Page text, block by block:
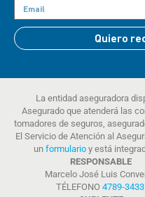
Quiero
La entidad aseguradora
Asegurado que atenderá las
tomadores de seguros,
El Servicio de Atención al
un formulario y está
RESPONSABLE
Marcelo José Luis
TÉLEFONO 4789-3433